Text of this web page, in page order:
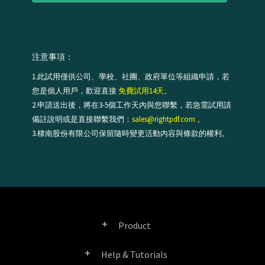
注意事項：
1.此試用僅供公司、學校、社團、政府單位等組織申請，若
您是個人用戶，歡迎直接免費試用14天。
2.申請送出後，將在3-5個工作天內與您聯繫，若急需試用請
備註說明或是直接聯繫我們： sales@rightpdf.com 。
3.棣南股份有限公司保留隨時變更活動內容與條款的權利。
Product
Help & Tutorials